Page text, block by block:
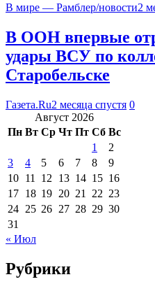
В мире — Рамблер/новости2
В ООН впервые
удары ВСУ по
Старобельске
Газета.Ru2 месяца спустя 0
Август 2026
Пн Вт Ср Чт Пт Сб Вс
1
2
3
4 5 6 7 8
9
10 11 12 13 14 15 16
17 18 19 20 21 22 23
24 25 26 27 28 29 30
31
« Июл
Рубрики